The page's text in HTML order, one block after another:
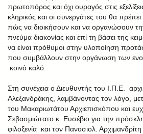
πρωτοπόρος και όχι ουραγός στις
κληρικός και οι συνεργάτες του θα
πώς να διοικήσουν και να οργανώσουν
πνεύμα διακονίας και επί τη βάσει της
να είναι πρόθυμοι στην υλοποίηση
που συμβάλλουν στην οργάνωση των
κοινό καλό.
Στη συνέχεια ο Διευθυντής του Ι.Π.Ε.
Αλεξανδράκης, λαμβάνοντας τον λόγο,
του Μακαριωτάτου Αρχιεπισκόπου και
Σεβασμιώτατο κ. Ευσέβιο για την
φιλοξενία και τον Πανοσιολ.